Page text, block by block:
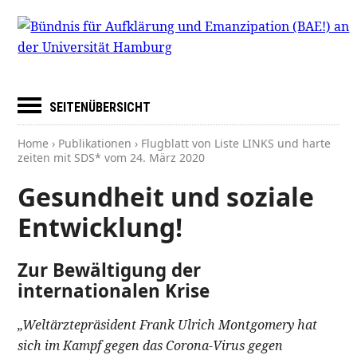
SEITENÜBERSICHT
Home › Publikationen › Flugblatt von Liste LINKS und harte
zeiten mit SDS* vom24. März 2020
Gesundheit und soziale
Entwicklung!
Zur Bewältigung der
internationalen Krise
„Weltärztepräsident Frank Ulrich Montgomery hat
sich im Kampf gegen das Corona-Virus gegen